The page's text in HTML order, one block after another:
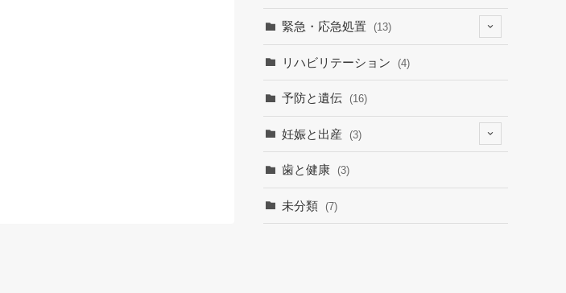
(1)(15)
(3)
(30)
緊急・応急処置 (13)
(6)
リハビリテーション (4)
予防と遺伝 (16)
妊娠と出産 (3)
歯と健康 (3)
未分類 (7)